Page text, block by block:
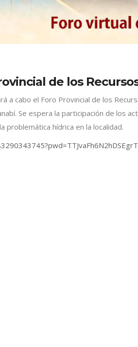
de los
cabo el Foro Provincial de los
Se espera la participación de los
problemática hídrica en la localidad.